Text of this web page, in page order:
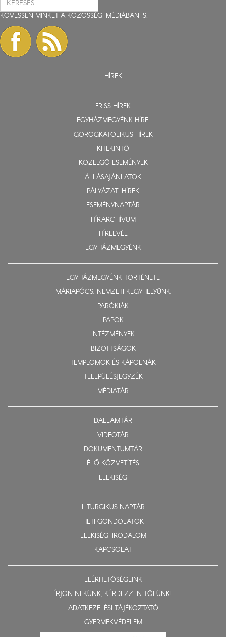
KÖVESSEN MINKET A KÖZÖSSÉGI MÉDIÁBAN IS:
HÍREK
FRISS HÍREK
EGYHÁZMEGYÉNK HÍREI
GÖRÖGKATOLIKUS HÍREK
KITEKINTŐ
KÖZELGŐ ESEMÉNYEK
ÁLLÁSAJÁNLATOK
PÁLYÁZATI HÍREK
ESEMÉNYNAPTÁR
HÍRARCHÍVUM
HÍRLEVÉL
EGYHÁZMEGYÉNK
EGYHÁZMEGYÉNK TÖRTÉNETE
MÁRIAPÓCS, NEMZETI KEGYHELYÜNK
PARÓKIÁK
PAPOK
INTÉZMÉNYEK
BIZOTTSÁGOK
TEMPLOMOK ÉS KÁPOLNÁK
TELEPÜLÉSJEGYZÉK
MÉDIATÁR
DALLAMTÁR
VIDEOTÁR
DOKUMENTUMTÁR
ÉLŐ KÖZVETÍTÉS
LELKISÉG
LITURGIKUS NAPTÁR
HETI GONDOLATOK
LELKISÉGI IRODALOM
KAPCSOLAT
ELÉRHETŐSÉGEINK
ÍRJON NEKÜNK, KÉRDEZZEN TŐLÜNK!
ADATKEZELÉSI TÁJÉKOZTATÓ
GYERMEKVÉDELEM